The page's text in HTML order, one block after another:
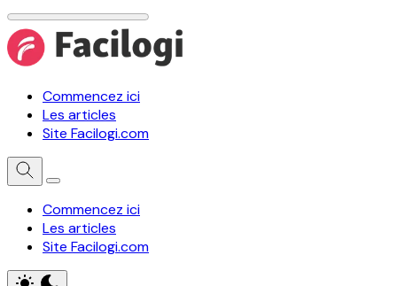
Commencez ici
Les articles
Site Facilogi.com
Commencez ici
Les articles
Site Facilogi.com